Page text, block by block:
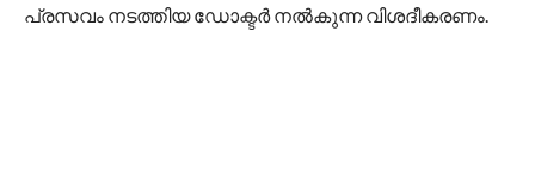
പ്രസവം നടത്തിയ ഡോക്ടര്‍ നല്‍കുന്ന വിശദീകരണം.